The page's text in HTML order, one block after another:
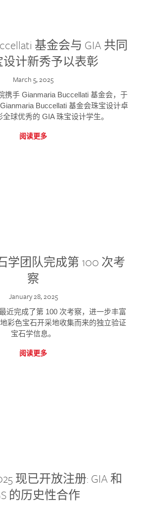
基金会与 GIA 共同
设计新秀予以表彰
March 5, 2025
携手 Gianmaria Buccellati 基金会，于
Buccellati 基金会珠宝设计卓
球优秀的 GIA 珠宝设计学生。
阅读更多
学团队完成第 100 次考
察
January 28, 2025
近完成了第 100 次考察，进一步丰富
彩色宝石开采地收集而来的独立验证
宝石学信息。
阅读更多
现已开放注册: GIA 和
的历史性合作